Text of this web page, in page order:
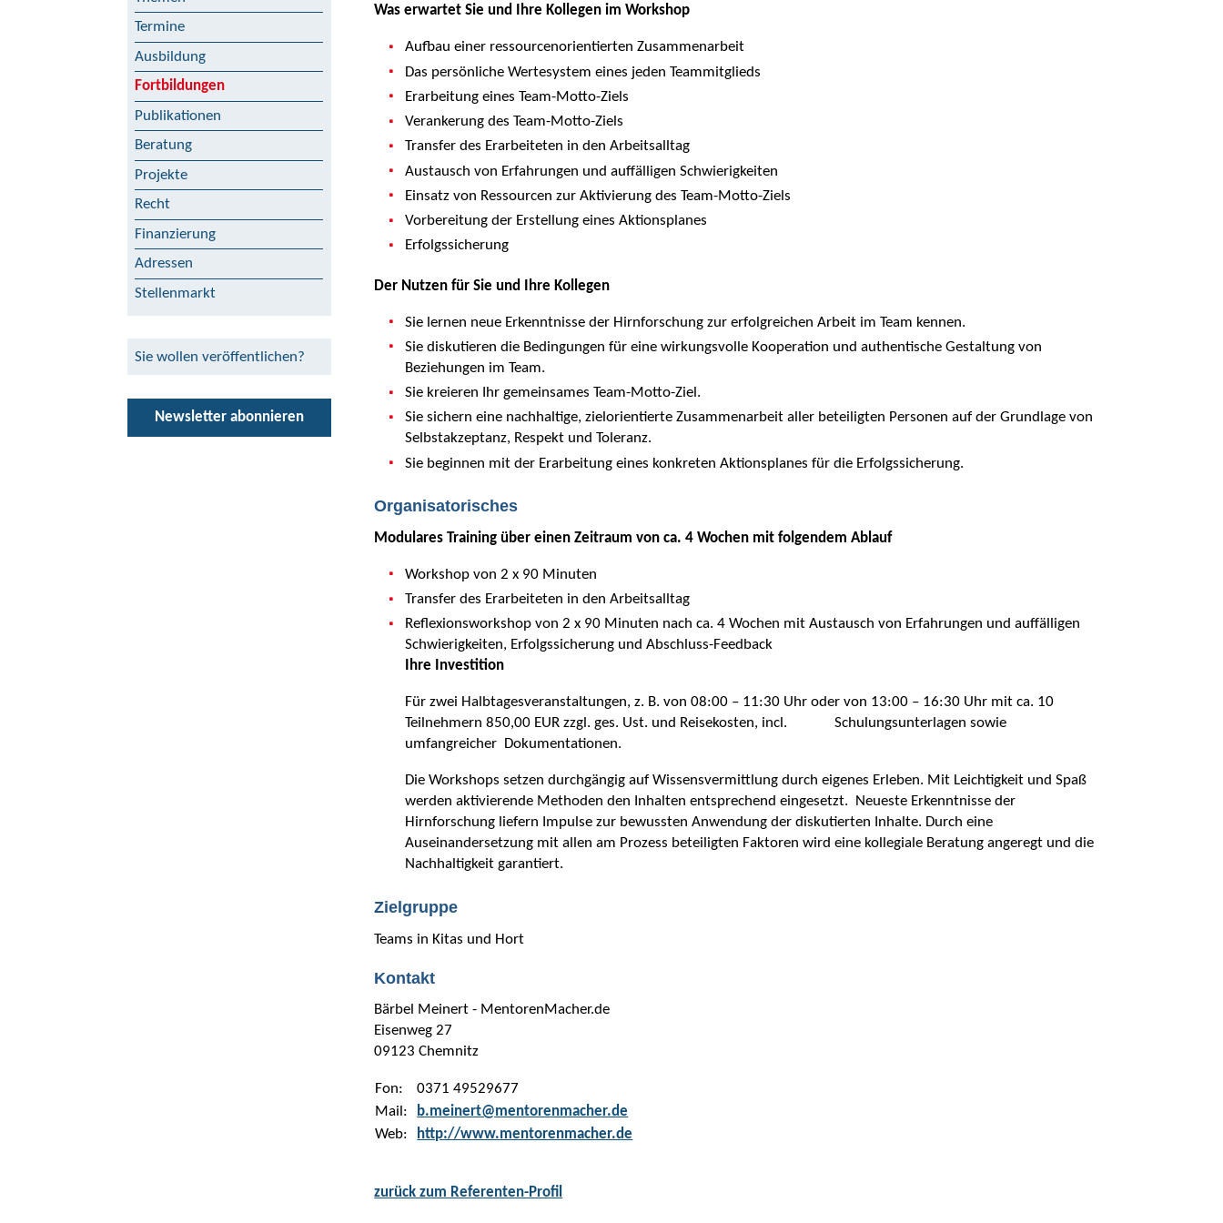
Termine
Ausbildung
Fortbildungen
Publikationen
Beratung
Projekte
Recht
Finanzierung
Adressen
Stellenmarkt
Sie wollen veröffentlichen?
Newsletter abonnieren
Was erwartet Sie und Ihre Kollegen im Workshop
Aufbau einer ressourcenorientierten Zusammenarbeit
Das persönliche Wertesystem eines jeden Teammitglieds
Erarbeitung eines Team-Motto-Ziels
Verankerung des Team-Motto-Ziels
Transfer des Erarbeiteten in den Arbeitsalltag
Austausch von Erfahrungen und auffälligen Schwierigkeiten
Einsatz von Ressourcen zur Aktivierung des Team-Motto-Ziels
Vorbereitung der Erstellung eines Aktionsplanes
Erfolgssicherung
Der Nutzen für Sie und Ihre Kollegen
Sie lernen neue Erkenntnisse der Hirnforschung zur erfolgreichen Arbeit im Team kennen.
Sie diskutieren die Bedingungen für eine wirkungsvolle Kooperation und authentische Gestaltung von
Beziehungen im Team.
Sie kreieren Ihr gemeinsames Team-Motto-Ziel.
Sie sichern eine nachhaltige, zielorientierte Zusammenarbeit aller beteiligten Personen auf der Grundlage von
Selbstakzeptanz, Respekt und Toleranz.
Sie beginnen mit der Erarbeitung eines konkreten Aktionsplanes für die Erfolgssicherung.
Organisatorisches
Modulares Training über einen Zeitraum von ca. 4 Wochen mit folgendem Ablauf
Workshop von 2 x 90 Minuten
Transfer des Erarbeiteten in den Arbeitsalltag
Reflexionsworkshop von 2 x 90 Minuten nach ca. 4 Wochen mit Austausch von Erfahrungen und auffälligen
Schwierigkeiten, Erfolgssicherung und Abschluss-Feedback
Ihre Investition
Für zwei Halbtagesveranstaltungen, z. B. von 08:00 – 11:30 Uhr oder von 13:00 – 16:30 Uhr mit ca. 10
Teilnehmern 850,00 EUR zzgl. ges. Ust. und Reisekosten, incl. Schulungsunterlagen sowie
umfangreicher Dokumentationen.
Die Workshops setzen durchgängig auf Wissensvermittlung durch eigenes Erleben. Mit Leichtigkeit und Spaß
werden aktivierende Methoden den Inhalten entsprechend eingesetzt. Neueste Erkenntnisse der
Hirnforschung liefern Impulse zur bewussten Anwendung der diskutierten Inhalte. Durch eine
Auseinandersetzung mit allen am Prozess beteiligten Faktoren wird eine kollegiale Beratung angeregt und die
Nachhaltigkeit garantiert.
Zielgruppe
Teams in Kitas und Hort
Kontakt
Bärbel Meinert - MentorenMacher.de
Eisenweg 27
09123 Chemnitz
Fon:
0371 49529677
Mail:
b.meinert@mentorenmacher.de
Web:
http://www.mentorenmacher.de
zurück zum Referenten-Profil